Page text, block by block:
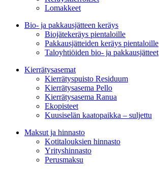
Lomakkeet
Bio- ja pakkausjätteen keräys
Biojätekeräys pientaloille
Pakkausjätteiden keräys pientaloille
Taloyhtiöiden bio- ja pakkausjätteet
Kierrätysasemat
Kierrätyspuisto Residuum
Kierrätysasema Pello
Kierrätysasema Ranua
Ekopisteet
Kuusiselän kaatopaikka – suljettu
Maksut ja hinnasto
Kotitalouksien hinnasto
Yrityshinnasto
Perusmaksu